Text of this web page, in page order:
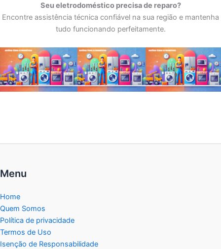
Seu eletrodoméstico precisa de reparo?
Encontre assistência técnica confiável na sua região e mantenha
tudo funcionando perfeitamente.
Menu
Home
Quem Somos
Política de privacidade
Termos de Uso
Isenção de Responsabilidade